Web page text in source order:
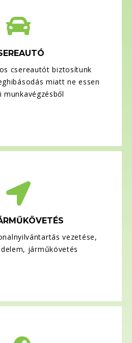
csereautót biztosítunk
miatt ne essen
munkavégzésből
vezetése,
járműkövetés